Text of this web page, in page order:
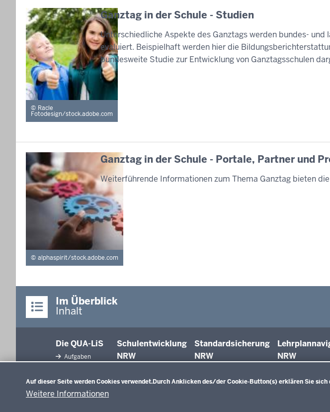
Auf dieser Seite werden Cookies verwendet.Durch Anklicken des/der Cookie-Button(s) erklären Sie sich
Weitere Informationen
Racle
Fotodesign/stock.adobe.com
Ganztag in der Schule - Studien
Unterschiedliche Aspekte des Ganztags werden bundes-
evaluiert. Beispielhaft werden hier die
bundesweite Studie zur Entwicklung von Ganztagsschulen
alphaspirit/stock.adobe.com
Ganztag in der Schule - Portale, Partner und
Weiterführende Informationen zum Thema Ganztag bieten
Im Überblick
Inhalt
Die QUA-LiS
Aufgaben
Veranstaltungen
Schulentwicklung
NRW
Unterricht
Standardsicherung
NRW
NRW